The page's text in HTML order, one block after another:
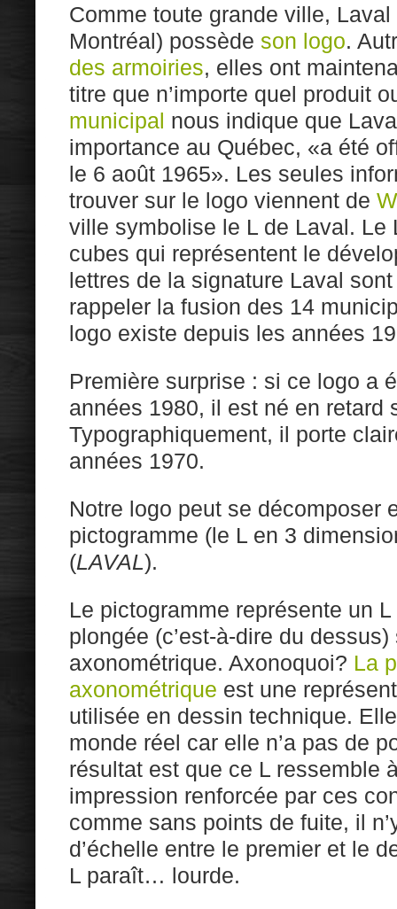
Comme toute grande ville,
Montréal) possède son logo.
des armoiries, elles ont
titre que n’importe quel produit
municipal nous indique que
importance au Québec, «a été
le 6 août 1965». Les seules
trouver sur le logo viennent de
ville symbolise le L de Laval.
cubes qui représentent le
lettres de la signature Laval sont
rappeler la fusion des 14
logo existe depuis les années
Première surprise : si ce logo a
années 1980, il est né en retard
Typographiquement, il porte
années 1970.
Notre logo peut se décomposer
pictogramme (le L en 3
(LAVAL).
Le pictogramme représente un
plongée (c’est-à-dire du
axonométrique. Axonoquoi? La
axonométrique est une
utilisée en dessin technique.
monde réel car elle n’a pas de
résultat est que ce L ressemble
impression renforcée par ces
comme sans points de fuite, il
d’échelle entre le premier et le
L paraît… lourde.